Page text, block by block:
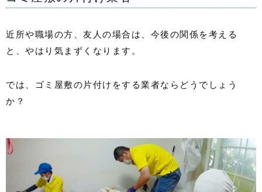
近所や職場の方、友人の場合は、今後の関係を考える
と、やはり気まずくなります。
では、ゴミ屋敷の片付けをする業者ならどうでしょう
か？